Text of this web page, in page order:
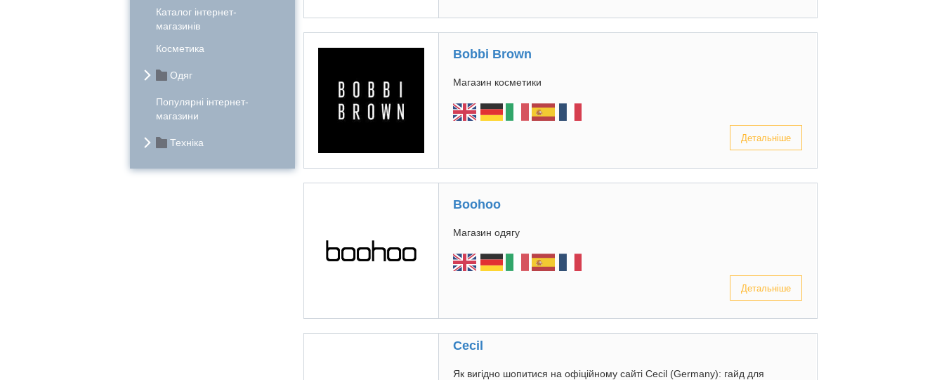
Каталог інтернет-
магазинів
Косметика
Одяг
Популярні інтернет-
магазини
Техніка
Bobbi Brown
Магазин косметики
Детальніше
Boohoo
Магазин одягу
Детальніше
Cecil
Як вигідно шопитися на офіційному сайті Cecil (Germany): гайд для